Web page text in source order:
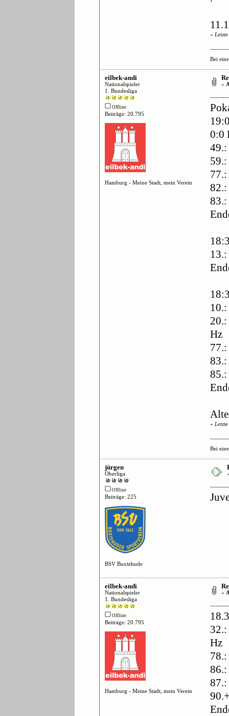
«
Bei
eilbek-andi
Nationalspieler
1. Bundesliga
Offline
Beiträge: 20.795
Hamburg - Meine Stadt, mein Verein
«
0:0
82.:
83.:
Hz
83.:
85.:
«
Bei
jürgen
Oberliga
Offline
Beiträge: 225
BSV Buxtehude
eilbek-andi
Nationalspieler
1. Bundesliga
Offline
Beiträge: 20.795
Hamburg - Meine Stadt, mein Verein
«
Hz